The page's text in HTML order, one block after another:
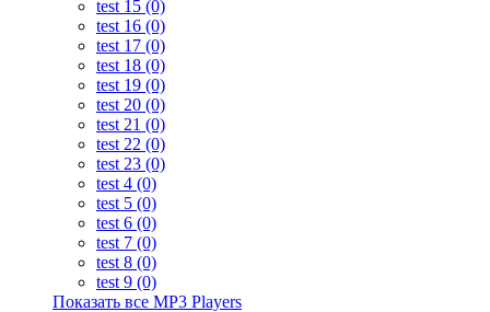
test 15 (0)
test 16 (0)
test 17 (0)
test 18 (0)
test 19 (0)
test 20 (0)
test 21 (0)
test 22 (0)
test 23 (0)
test 4 (0)
test 5 (0)
test 6 (0)
test 7 (0)
test 8 (0)
test 9 (0)
Показать все MP3 Players